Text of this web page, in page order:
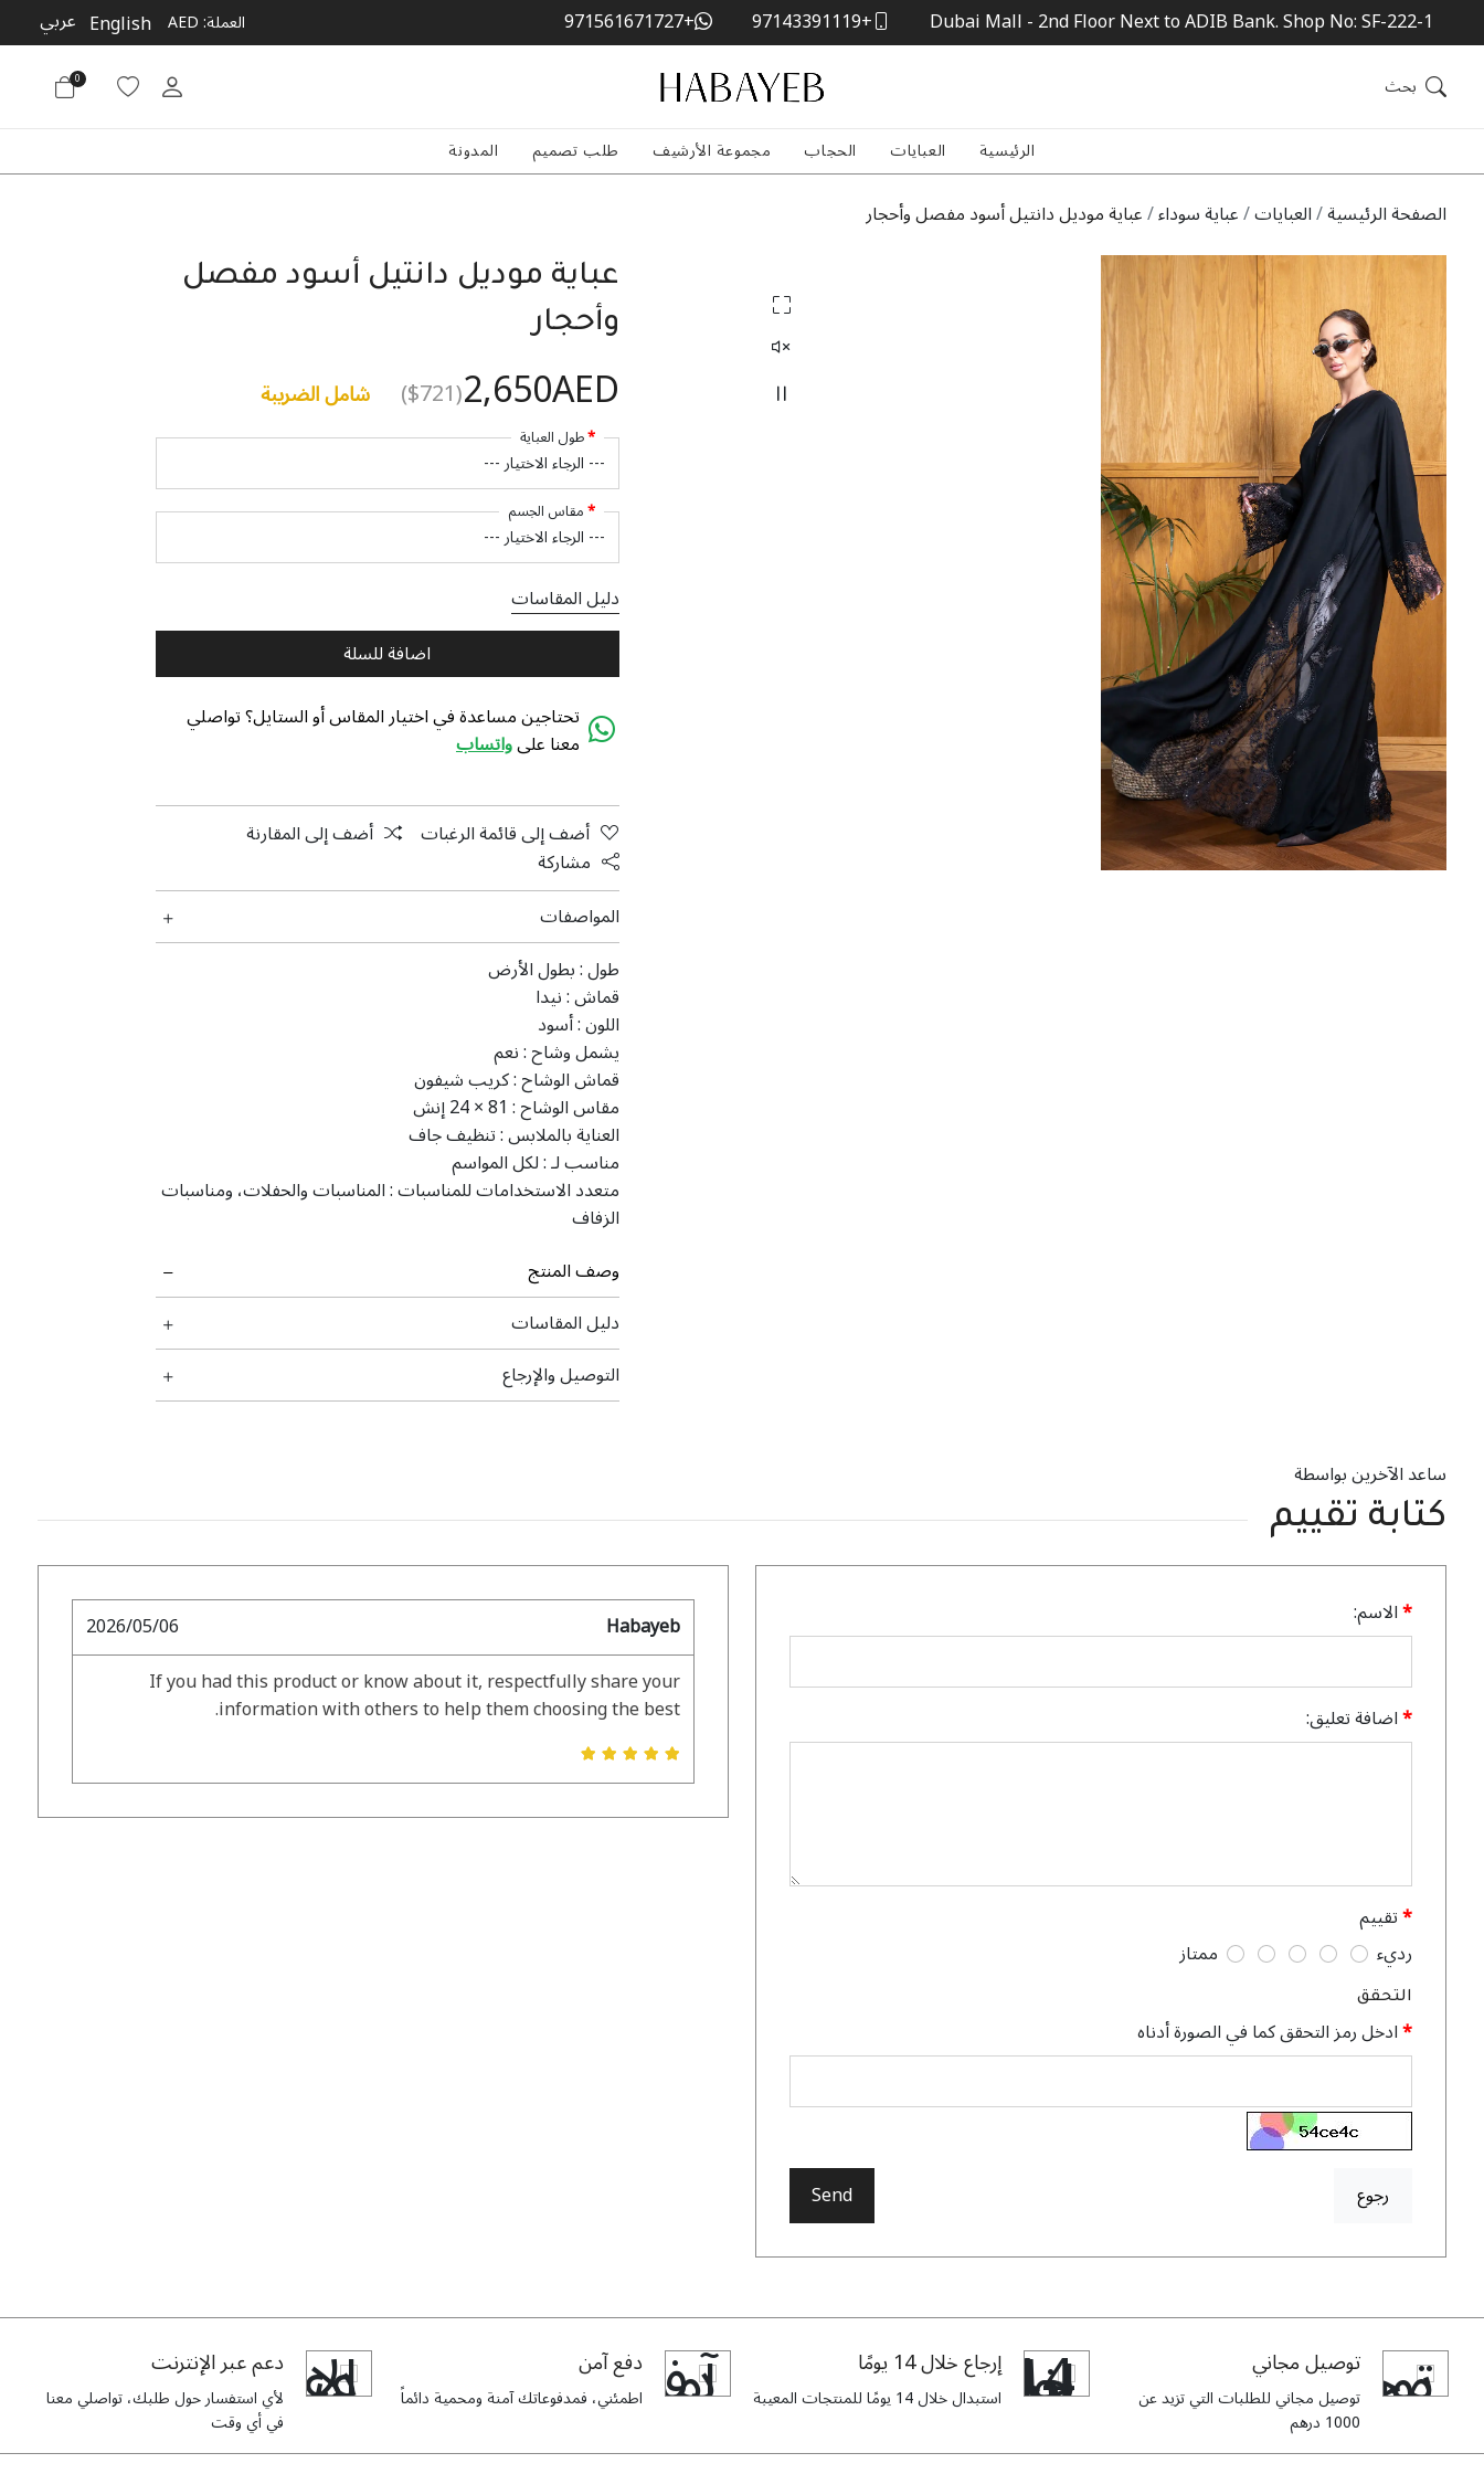
Dubai Mall - 2nd Floor Next to ADIB Bank. Shop No: SF-222-1
+97143391119
+971561671727 العملة:AED
English عربي
بحث 0
الرئيسية العبايات الحجاب مجموعة الأرشيف طلب تصميم المدونة
الصفحة الرئيسية العبايات عباية سوداء عباية موديل دانتيل أسود مفصل وأحجار
عباية موديل دانتيل أسود مفصل
وأحجار
2,650AED
($721) شامل الضريبة
طول العباية
مقاس الجسم
دليل المقاسات
اضافة للسلة
تحتاجين مساعدة في اختيار المقاس أو الستايل؟ تواصلي
معنا علىواتساب
أضف إلى قائمة الرغبات أضف إلى المقارنة
مشاركة
المواصفات
طول :بطول الأرض
قماش :نيدا
اللون :أسود
يشمل وشاح :نعم
قماش الوشاح :كريب شيفون
مقاس الوشاح :‎24 × 81 إنش
العناية بالملابس :تنظیف جاف
مناسب لـ :لكل المواسم
متعدد الاستخدامات للمناسبات :المناسبات والحفلات، ومناسبات
الزفاف
وصف المنتج
دليل المقاسات
التوصيل والإرجاع
ساعد الآخرين بواسطة
كتابة تقييم
الاسم:
اضافة تعليق:
تقييم
رديء
ممتاز
التحقق
ادخل رمز التحقق كما في الصورة أدناه
رجوع Send
Habayeb
2026/05/06
If you had this product or know about it, respectfully share your
information with others to help them choosing the best.
توصيل مجاني
توصيل مجاني للطلبات التي تزيد عن
1000 درهم
إرجاع خلال 14 يومًا
استبدال خلال 14 يومًا للمنتجات المعيبة
دفع آمن
اطمئني، فمدفوعاتك آمنة ومحمية دائماً
دعم عبر الإنترنت
لأي استفسار حول طلبك، تواصلي معنا
في أي وقت